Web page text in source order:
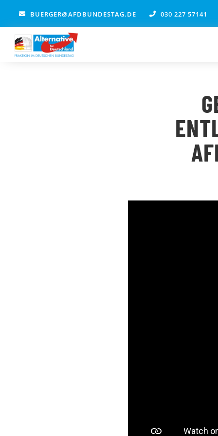
springen
BUERGER@AFDBUNDESTAG.DE 030 227 57141